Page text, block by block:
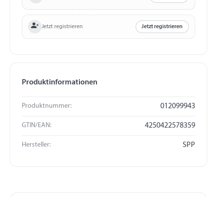
Jetzt registrieren Jetzt registrieren
Produktinformationen
Produktnummer: 012099943
GTIN/EAN: 4250422578359
Hersteller: SPP